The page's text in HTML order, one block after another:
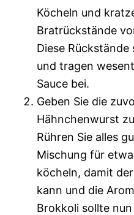
Köcheln und
Bratrückstände
Diese
und tragen
Sauce bei.
Geben Sie die
Hähnchenwurst
Rühren Sie alles
Mischung für
köcheln, damit
kann und die
Brokkoli sollte